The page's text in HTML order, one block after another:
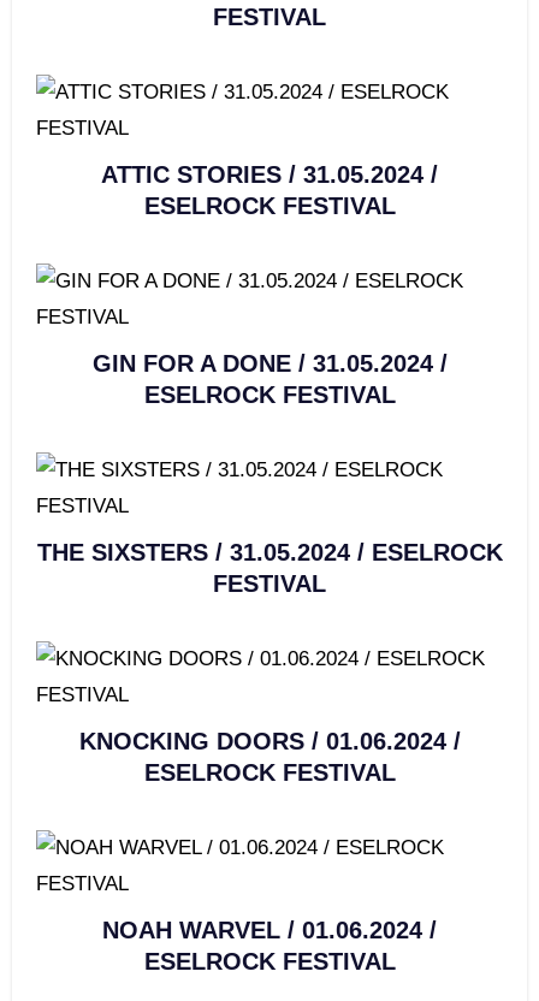
FESTIVAL
ATTIC STORIES / 31.05.2024 /
ESELROCK FESTIVAL
GIN FOR A DONE / 31.05.2024 /
ESELROCK FESTIVAL
THE SIXSTERS / 31.05.2024 / ESELROCK
FESTIVAL
KNOCKING DOORS / 01.06.2024 /
ESELROCK FESTIVAL
NOAH WARVEL / 01.06.2024 /
ESELROCK FESTIVAL